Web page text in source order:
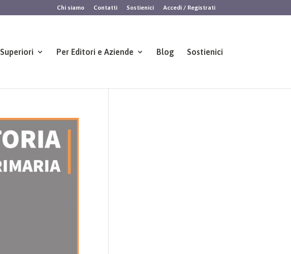
Chi siamo Contatti Sostienici Accedi / Registrati
Superiori Per Editori e Aziende Blog Sostienici